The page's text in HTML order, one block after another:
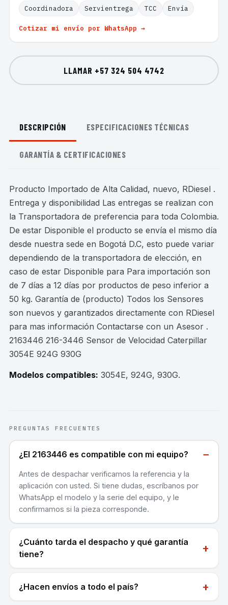
Coordinadora Servientrega TCC Envía
Cotizar mi envío por WhatsApp →
LLAMAR +57 324 504 4742
DESCRIPCIÓN ESPECIFICACIONES TÉCNICAS
GARANTÍA & CERTIFICACIONES
Producto Importado de Alta Calidad, nuevo, RDiesel .
Entrega y disponibilidad Las entregas se realizan con
la Transportadora de preferencia para toda Colombia.
De estar Disponible el producto se envía el mismo día
desde nuestra sede en Bogotá D.C, esto puede variar
dependiendo de la transportadora de elección, en
caso de estar Disponible para Para importación son
de 7 días a 12 días por productos de peso inferior a
50 kg. Garantía de (producto) Todos los Sensores
son nuevos y garantizados directamente con RDiesel
para mas información Contactarse con un Asesor .
2163446 216-3446 Sensor de Velocidad Caterpillar
3054E 924G 930G
Modelos compatibles: 3054E, 924G, 930G.
PREGUNTAS FRECUENTES
¿El 2163446 es compatible con mi equipo? −
Antes de despachar verificamos la referencia y la
aplicación con usted. Si tiene dudas, escríbanos por
WhatsApp el modelo y la serie del equipo, y le
confirmamos si la pieza corresponde.
¿Cuánto tarda el despacho y qué garantía
tiene?
+
¿Hacen envíos a todo el país? +